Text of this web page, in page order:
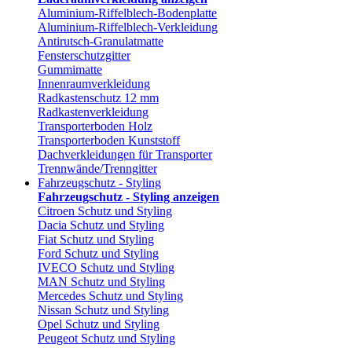
Aluminium-Riffelblech-Bodenplatte
Aluminium-Riffelblech-Verkleidung
Antirutsch-Granulatmatte
Fensterschutzgitter
Gummimatte
Innenraumverkleidung
Radkastenschutz 12 mm
Radkastenverkleidung
Transporterboden Holz
Transporterboden Kunststoff
Dachverkleidungen für Transporter
Trennwände/Trenngitter
Fahrzeugschutz - Styling
Fahrzeugschutz - Styling anzeigen
Citroen Schutz und Styling
Dacia Schutz und Styling
Fiat Schutz und Styling
Ford Schutz und Styling
IVECO Schutz und Styling
MAN Schutz und Styling
Mercedes Schutz und Styling
Nissan Schutz und Styling
Opel Schutz und Styling
Peugeot Schutz und Styling